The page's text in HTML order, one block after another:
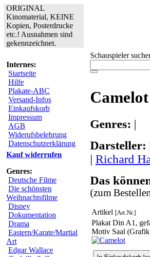
ORIGINAL
Kinomaterial, KEINE
Kopien, Posterdrucke
etc.! Ausnahmen sind
gekennzeichnet.
Internes:
Startseite
Hilfe
Plakate-ABC
Versand-Infos
Einkaufskorb
Impressum
AGB
Widerufsbelehrung
Datenschutzerklärung
Kauf widerrufen
Genres:
Deutsche Filme
Die schönsten
Weihnachtsfilme
Disney
Dokumentation
Drama
Eastern/Karate/Martial
Art
Edgar Wallace
Schauspieler
Camelot
Genres: |
Darsteller:
| Richard
Das
(zum
Artikel [Art.Nr.]
Plakat Din A1,
Motiv Saal